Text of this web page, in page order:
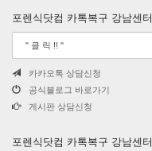
포렌식닷컴 카톡복구 강남센터
카카오톡 상담신청
공식블로그 바로가기
게시판 상담신청
포렌식닷컴 카톡복구 강남센터